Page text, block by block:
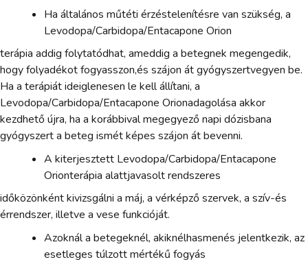
Ha általános műtéti érzéstelenítésre van szükség, a
Levodopa/Carbidopa/Entacapone Orion
terápia addig folytatódhat, ameddig a betegnek megengedik,
hogy folyadékot fogyasszon,és szájon át gyógyszertvegyen be.
Ha a terápiát ideiglenesen le kell állítani, a
Levodopa/Carbidopa/Entacapone Orionadagolása akkor
kezdhető újra, ha a korábbival megegyező napi dózisbana
gyógyszert a beteg ismét képes szájon át bevenni.
A kiterjesztett Levodopa/Carbidopa/Entacapone
Orionterápia alattjavasolt rendszeres
időközönként kivizsgálni a máj, a vérképző szervek, a szív-és
érrendszer, illetve a vese funkcióját.
Azoknál a betegeknél, akiknélhasmenés jelentkezik, az
esetleges túlzott mértékű fogyás